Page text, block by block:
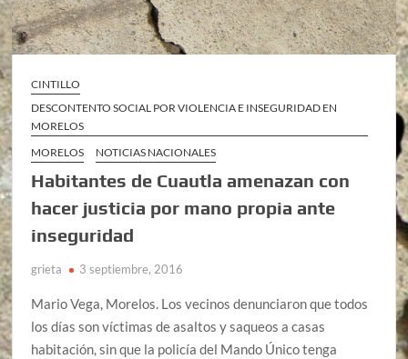
CINTILLO
DESCONTENTO SOCIAL POR VIOLENCIA E INSEGURIDAD EN
MORELOS
MORELOS
NOTICIAS NACIONALES
Habitantes de Cuautla amenazan con
hacer justicia por mano propia ante
inseguridad
grieta 3 septiembre, 2016
Mario Vega, Morelos. Los vecinos denunciaron que todos
los días son víctimas de asaltos y saqueos a casas
habitación, sin que la policía del Mando Único tenga